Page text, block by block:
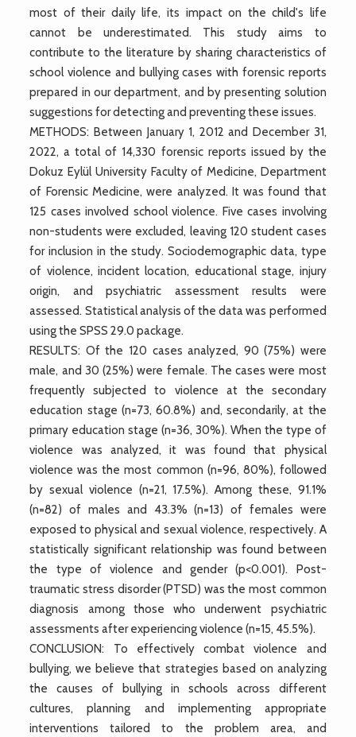
most of their daily life, its impact on the child's life
cannot be underestimated. This study aims to
contribute to the literature by sharing characteristics of
school violence and bullying cases with forensic reports
prepared in our department, and by presenting solution
suggestions for detecting and preventing these issues.
METHODS: Between January 1, 2012 and December 31,
2022, a total of 14,330 forensic reports issued by the
Dokuz Eylül University Faculty of Medicine, Department
of Forensic Medicine, were analyzed. It was found that
125 cases involved school violence. Five cases involving
non-students were excluded, leaving 120 student cases
for inclusion in the study. Sociodemographic data, type
of violence, incident location, educational stage, injury
origin, and psychiatric assessment results were
assessed. Statistical analysis of the data was performed
using the SPSS 29.0 package.
RESULTS: Of the 120 cases analyzed, 90 (75%) were
male, and 30 (25%) were female. The cases were most
frequently subjected to violence at the secondary
education stage (n=73, 60.8%) and, secondarily, at the
primary education stage (n=36, 30%). When the type of
violence was analyzed, it was found that physical
violence was the most common (n=96, 80%), followed
by sexual violence (n=21, 17.5%). Among these, 91.1%
(n=82) of males and 43.3% (n=13) of females were
exposed to physical and sexual violence, respectively. A
statistically significant relationship was found between
the type of violence and gender (p<0.001). Post-
traumatic stress disorder (PTSD) was the most common
diagnosis among those who underwent psychiatric
assessments after experiencing violence (n=15, 45.5%).
CONCLUSION: To effectively combat violence and
bullying, we believe that strategies based on analyzing
the causes of bullying in schools across different
cultures, planning and implementing appropriate
interventions tailored to the problem area, and